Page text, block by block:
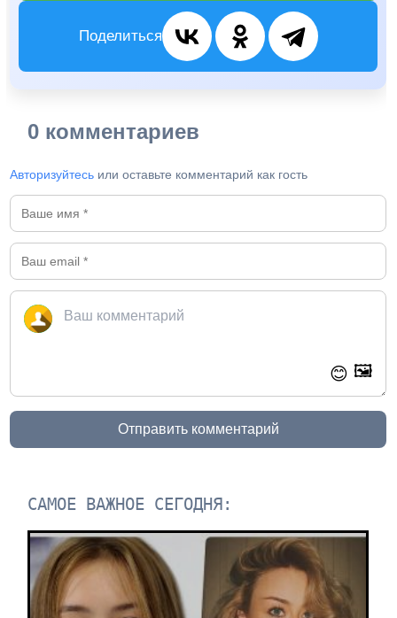
Поделиться
0 комментариев
Авторизуйтесь или оставьте комментарий как гость
😊 🖼️
Отправить комментарий
САМОЕ ВАЖНОЕ СЕГОДНЯ: